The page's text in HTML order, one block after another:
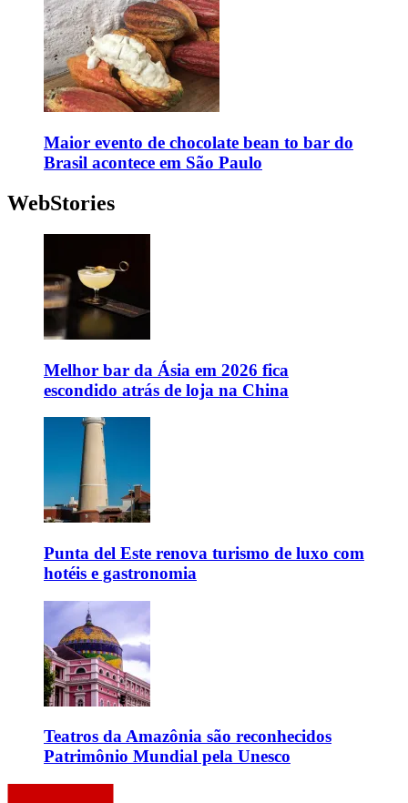
Maior evento de chocolate bean to bar do
Brasil acontece em São Paulo
WebStories
Melhor bar da Ásia em 2026 fica
escondido atrás de loja na China
Punta del Este renova turismo de luxo com
hotéis e gastronomia
Teatros da Amazônia são reconhecidos
Patrimônio Mundial pela Unesco